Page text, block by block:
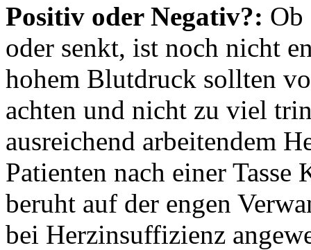
Positiv oder Negativ?: Ob
oder senkt, ist noch nicht
hohem Blutdruck sollten
achten und nicht zu viel
ausreichend arbeitendem
Patienten nach einer
beruht auf der engen
bei Herzinsuffizienz